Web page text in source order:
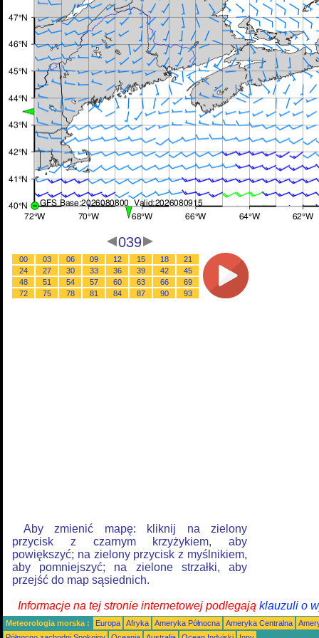
039
00 03 06 09 12 15 18
21
24
27 30 33 36 39 42
45
48
51 54 57 60 63 66
69
72
75 78 81 84 87 90 93
Aby zmienić mapę: kliknij na zielony
przycisk z czarnym krzyżykiem, aby
powiększyć; na zielony przycisk z myślnikiem,
aby pomniejszyć; na zielone strzałki, aby
przejść do map sąsiednich.
Informacje na tej stronie internetowej podlegają klauzuli o
Meteorologia morska : Europa Afryka Ameryka Północna Ameryka Centralna